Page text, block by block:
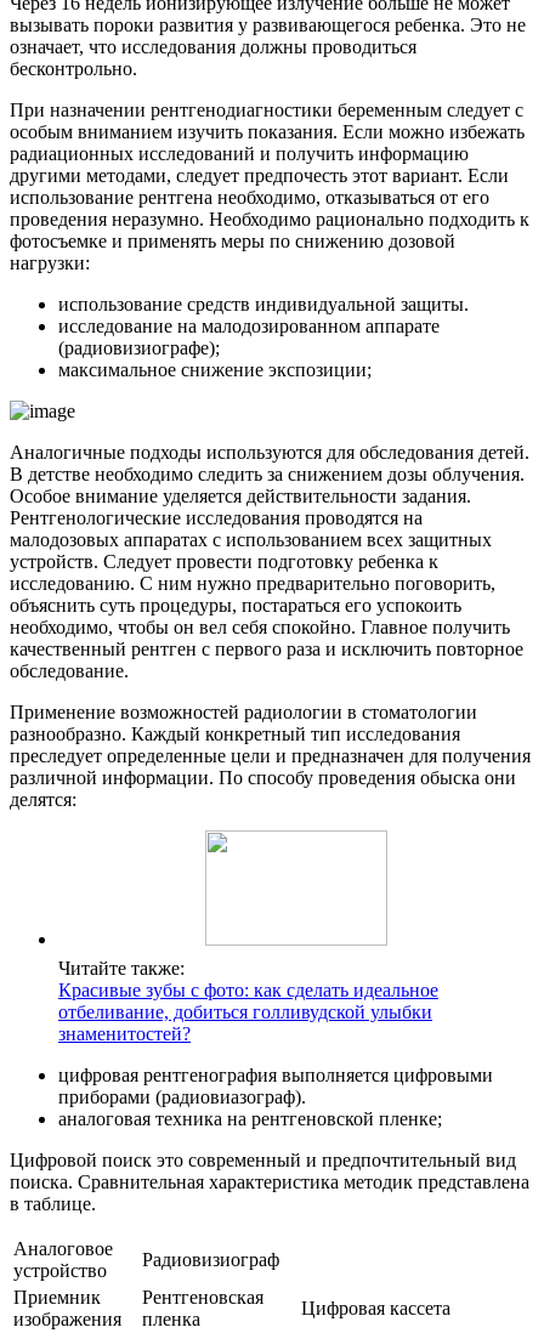
вызывать пороки развития у развивающегося ребенка. Это не
означает, что исследования должны проводиться
бесконтрольно.
При назначении рентгенодиагностики беременным следует с
особым вниманием изучить показания. Если можно избежать
радиационных исследований и получить информацию
другими методами, следует предпочесть этот вариант. Если
использование рентгена необходимо, отказываться от его
проведения неразумно. Необходимо рационально подходить к
фотосъемке и применять меры по снижению дозовой
нагрузки:
использование средств индивидуальной защиты.
исследование на малодозированном аппарате
(радиовизиографе);
максимальное снижение экспозиции;
Аналогичные подходы используются для обследования детей.
В детстве необходимо следить за снижением дозы облучения.
Особое внимание уделяется действительности задания.
Рентгенологические исследования проводятся на
малодозовых аппаратах с использованием всех защитных
устройств. Следует провести подготовку ребенка к
исследованию. С ним нужно предварительно поговорить,
объяснить суть процедуры, постараться его успокоить
необходимо, чтобы он вел себя спокойно. Главное получить
качественный рентген с первого раза и исключить повторное
обследование.
Применение возможностей радиологии в стоматологии
разнообразно. Каждый конкретный тип исследования
преследует определенные цели и предназначен для получения
различной информации. По способу проведения обыска они
делятся:
Читайте также:
Красивые зубы с фото: как сделать идеальное
отбеливание, добиться голливудской улыбки
знаменитостей?
цифровая рентгенография выполняется цифровыми
приборами (радиовиазограф).
аналоговая техника на рентгеновской пленке;
Цифровой поиск это современный и предпочтительный вид
поиска. Сравнительная характеристика методик представлена ​​
в таблице.
Аналоговое
устройство
Радиовизиограф
Приемник
изображения
Рентгеновская
пленка
Цифровая кассета